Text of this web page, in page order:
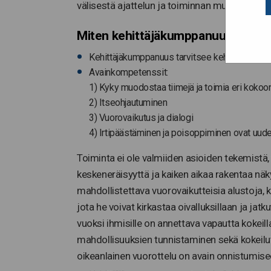
välisestä ajattelun ja toiminnan
Miten kehittäjäkumppanuudessa
Kehittäjäkumppanuus tarvitsee
Avainkompetenssit:
1) Kyky muodostaa tiimejä ja toimia eri
2) Itseohjautuminen
3) Vuorovaikutus ja dialogi
4) Irtipäästäminen ja poisoppiminen ovat
Toiminta ei ole valmiiden asioiden
keskeneräisyyttä ja kaiken aikaa rakentaa
mahdollistettava vuorovaikutteisia alustoja,
jota he voivat kirkastaa oivalluksillaan ja
vuoksi ihmisille on annettava vapautta
mahdollisuuksien tunnistaminen sekä
oikeanlainen vuorottelu on avain